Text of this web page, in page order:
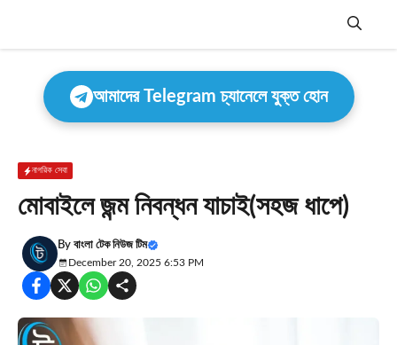
Menu
আমাদের Telegram চ্যানেলে যুক্ত হোন
নাগরিক সেবা
মোবাইলে জন্ম নিবন্ধন যাচাই(সহজ ধাপে)
By বাংলা টেক নিউজ টিম
December 20, 2025 6:53 PM